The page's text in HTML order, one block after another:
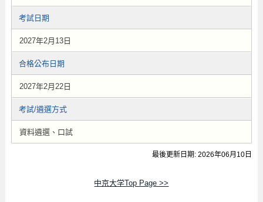
考試日期
2027年2月13日
合格公布日期
2027年2月22日
考試/遴選方式
資料遴選、口試
最後更新日期: 2026年06月10日
中京大学Top Page >>